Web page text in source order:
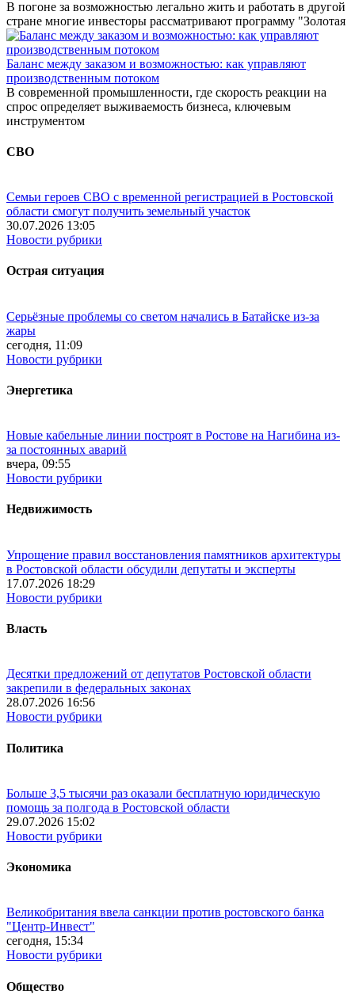
В погоне за возможностью легально жить и работать в другой
стране многие инвесторы рассматривают программу "Золотая
Баланс между заказом и возможностью: как управляют
производственным потоком
В современной промышленности, где скорость реакции на
спрос определяет выживаемость бизнеса, ключевым
инструментом
СВО
Семьи героев СВО с временной регистрацией в Ростовской
области смогут получить земельный участок
30.07.2026 13:05
Новости рубрики
Острая ситуация
Серьёзные проблемы со светом начались в Батайске из-за
жары
сегодня, 11:09
Новости рубрики
Энергетика
Новые кабельные линии построят в Ростове на Нагибина из-
за постоянных аварий
вчера, 09:55
Новости рубрики
Недвижимость
Упрощение правил восстановления памятников архитектуры
в Ростовской области обсудили депутаты и эксперты
17.07.2026 18:29
Новости рубрики
Власть
Десятки предложений от депутатов Ростовской области
закрепили в федеральных законах
28.07.2026 16:56
Новости рубрики
Политика
Больше 3,5 тысячи раз оказали бесплатную юридическую
помощь за полгода в Ростовской области
29.07.2026 15:02
Новости рубрики
Экономика
Великобритания ввела санкции против ростовского банка
"Центр-Инвест"
сегодня, 15:34
Новости рубрики
Общество